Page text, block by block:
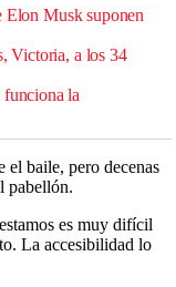
Elon Musk suponen
Victoria, a los 34
funciona la
el baile, pero decenas
pabellón.
es muy difícil
La accesibilidad lo